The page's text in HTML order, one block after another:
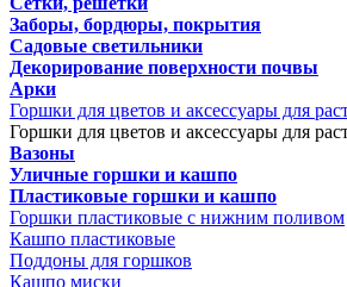
Заборы, бордюры, покрытия
Садовые светильники
Декорирование поверхности почвы
Арки
Горшки для цветов и аксессуары для
Горшки для цветов и аксессуары для
Вазоны
Уличные горшки и кашпо
Пластиковые горшки и кашпо
Горшки пластиковые с нижним поливом
Кашпо пластиковые
Поддоны для горшков
Кашпо миски